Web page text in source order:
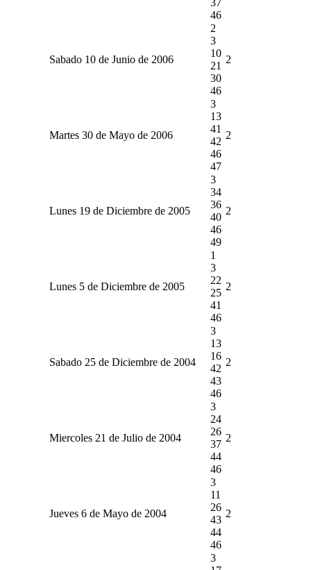
46
Sabado 10 de Junio de 2006
2
3
10
21
30
46
2
Martes 30 de Mayo de 2006
3
13
41
42
46
47
2
Lunes 19 de Diciembre de 2005
3
34
36
40
46
49
2
Lunes 5 de Diciembre de 2005
1
3
22
25
41
46
2
Sabado 25 de Diciembre de 2004
3
13
16
42
43
46
2
Miercoles 21 de Julio de 2004
3
24
26
37
44
46
2
Jueves 6 de Mayo de 2004
3
11
26
43
44
46
2
3